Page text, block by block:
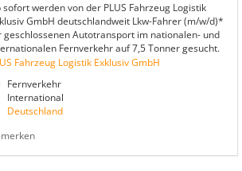
sofort werden von der PLUS Fahrzeug Logistik
GmbH deutschlandweit Lkw-Fahrer (m/w/d)*
geschlossenen Autotransport im nationalen- und
Fernverkehr auf 7,5 Tonner gesucht.
Fahrzeug Logistik Exklusiv GmbH
Fernverkehr
International
Deutschland
merken